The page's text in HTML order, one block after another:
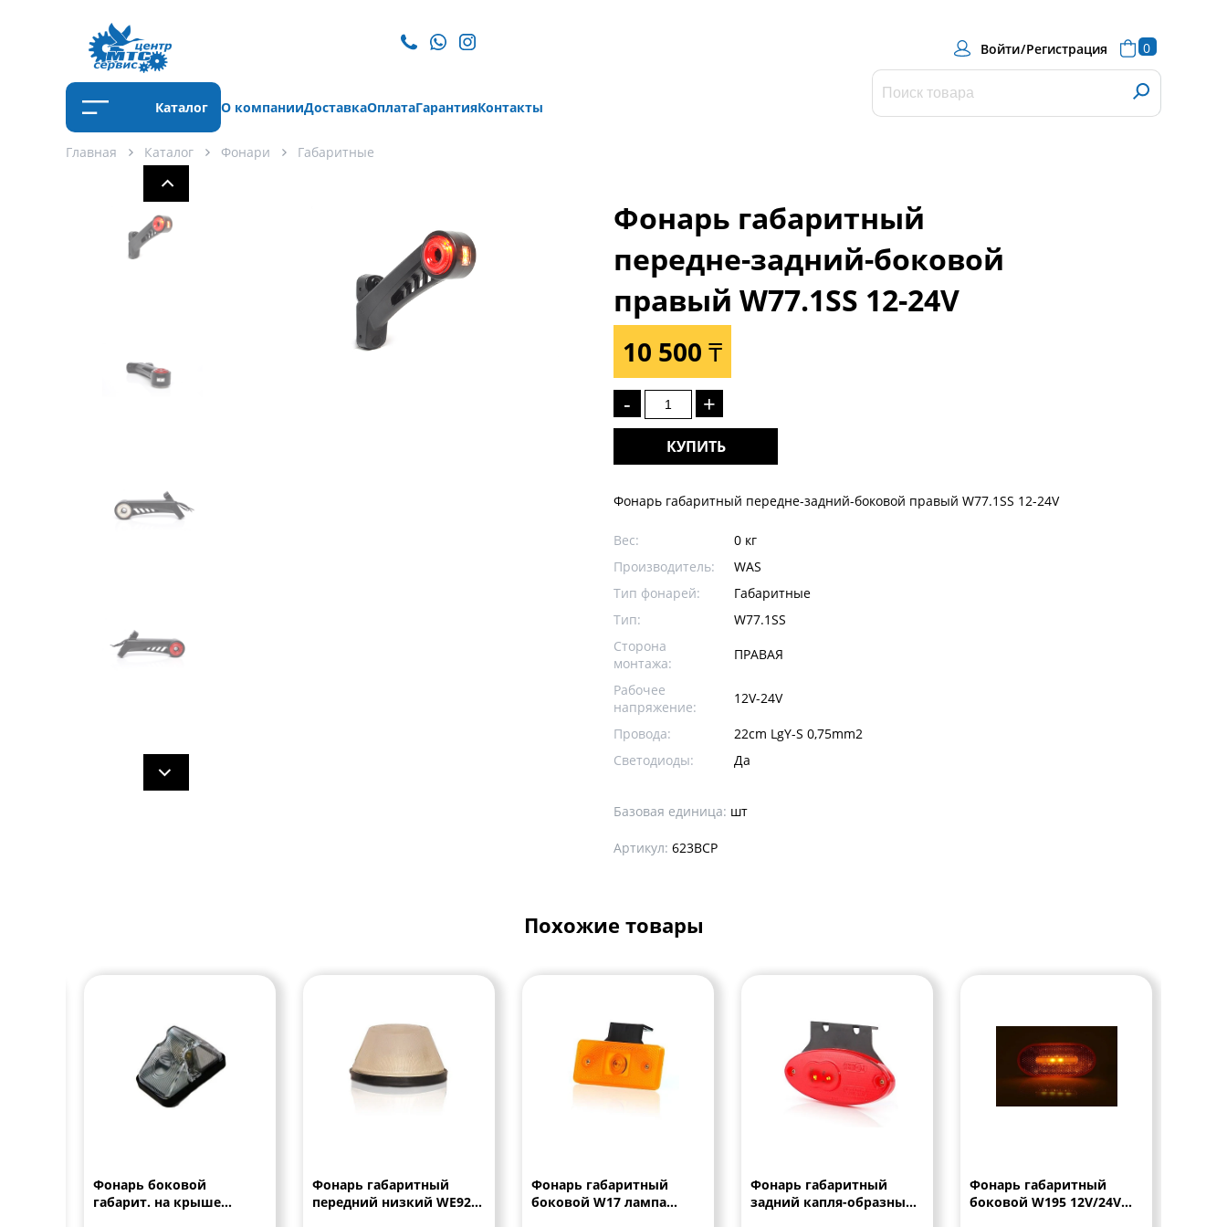
Войти/Регистрация 0
Каталог О компанииДоставкаОплатаГарантияКонтакты
Главная Каталог Фонари Габаритные
Фонарь габаритный
передне-задний-боковой
правый W77.1SS 12-24V
10 500 ₸
- +
КУПИТЬ
Фонарь габаритный передне-задний-боковой правый W77.1SS 12-24V
Вес:
0 кг
Производитель:
WAS
Тип фонарей:
Габаритные
Тип:
W77.1SS
Сторона
монтажа:
ПРАВАЯ
Рабочее
напряжение:
12V-24V
Провода:
22cm LgY-S 0,75mm2
Светодиоды:
Да
Базовая единица: шт
Артикул: 623BCP
Похожие товары
Фонарь боковой
габарит. на крыше
Фонарь габаритный
передний низкий WE92
Фонарь габаритный
боковой W17 лампа
Фонарь габаритный
задний капля-образный
Фонарь габаритный
боковой W195 12V/24V